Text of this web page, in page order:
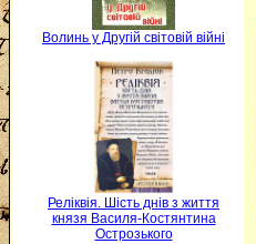
Волинь у Другій світовій війні
Реліквія. Шість днів з життя
князя Василя-Костянтина
Острозького